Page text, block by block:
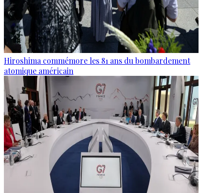
Hiroshima commémore les 81 ans du bombardement
atomique américain